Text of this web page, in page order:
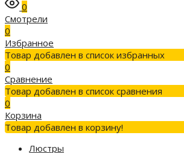
0
Смотрели
0
Избранное
Товар добавлен в список избранных
0
Сравнение
Товар добавлен в список сравнения
0
Корзина
Товар добавлен в корзину!
Люстры